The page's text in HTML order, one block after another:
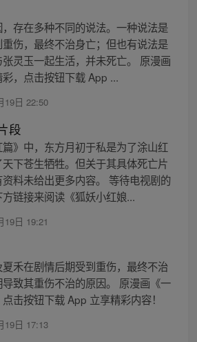
存在多种不同的说法。一种说法是
伤，最终不治身亡；但也有说法是
灵玉一起生活，并未死亡。 原漫画
彩，点击按钮下载 App ...
19日 22:50
段
》中，东方月初于私是为了涂山红
下苍生牺牲。但关于其具体死亡片
料未给出更多内容。 等待电视剧的
链接来阅读《狐妖小红娘...
19日 19:21
禾在剧情后期受到重伤，最终不治
致其重伤不治的原因。 原漫画《一
击按钮下载 App 立享精彩内容！
19日 17:13